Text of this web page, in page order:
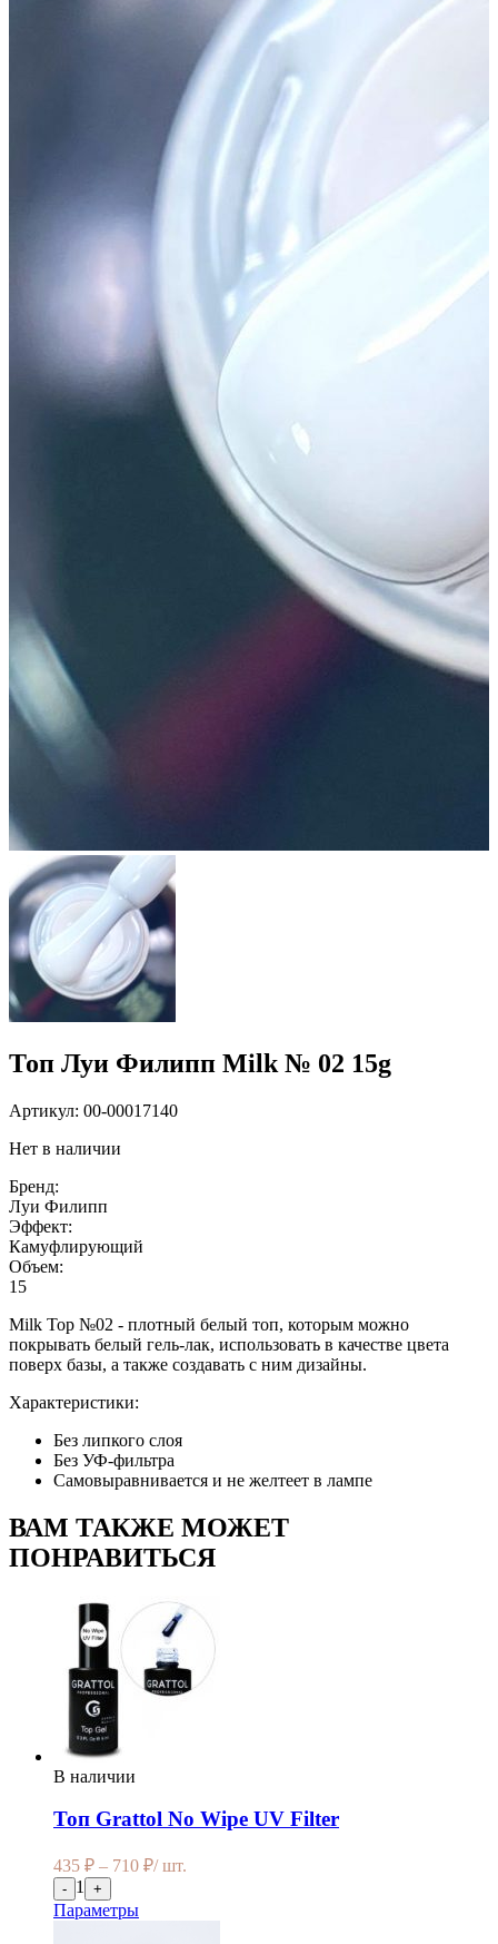
Топ Луи Филипп Milk № 02 15g
Артикул: 00-00017140
Нет в наличии
Бренд:
Луи Филипп
Эффект:
Камуфлирующий
Объем:
15
Milk Top №02 - плотный белый топ, которым можно
покрывать белый гель-лак, использовать в качестве цвета
поверх базы, а также создавать с ним дизайны.
Характеристики:
Без липкого слоя
Без УФ-фильтра
Самовыравнивается и не желтеет в лампе
ВАМ ТАКЖЕ МОЖЕТ
ПОНРАВИТЬСЯ
В наличии
Топ Grattol No Wipe UV Filter
435 ₽ – 710 ₽/ шт.
- 1 +
Параметры